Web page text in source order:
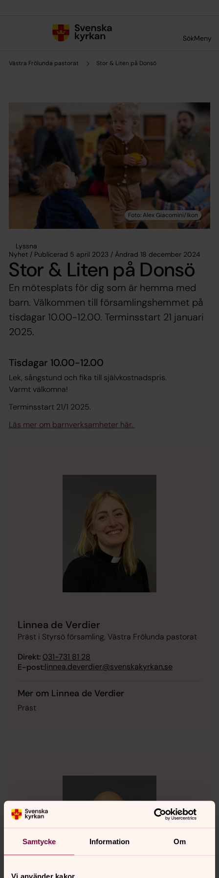
Samtycke Information Om
Vi använder kakor
SökMeny
Västra Frölunda pastorat Stor & Liten på Donsö
Lyssna
Nyhet / Publicerad 5 april 2023 / Ändrad 18 december 2024
Stor & Liten på Donsö
En mötesplats för dig som är hemma med
barn. Välkommen till församlingshemmet på
tisdagar 10.00-12.00. Terminsstart 21 januari
2025.
Tisdagar 10.00-12.00
Lek, sångstund och fika till självkostnadspris.
Varmt välkomna!
Terminsstart 21/1 2025.
Läs mer om barnverksamheter här.
Linnea de Verdier
Präst i Styrsö församling, Västra Frölunda pastorat
Direkt: 031-731 81 28
E-post:linnea.deverdier@svenskakyrkan.se
Mer om Linnea de Verdier
Präst